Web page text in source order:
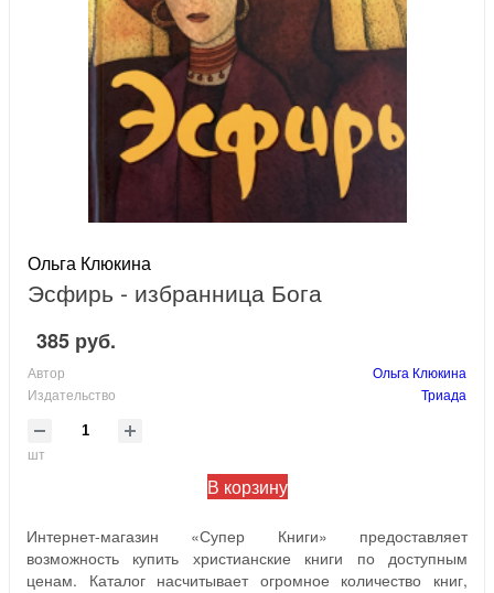
Ольга Клюкина
Эсфирь - избранница Бога
385 руб.
Автор
Ольга Клюкина
Издательство
Триада
шт
В корзину
Интернет-магазин «Супер Книги» предоставляет
возможность купить христианские книги по доступным
ценам. Каталог насчитывает огромное количество книг,